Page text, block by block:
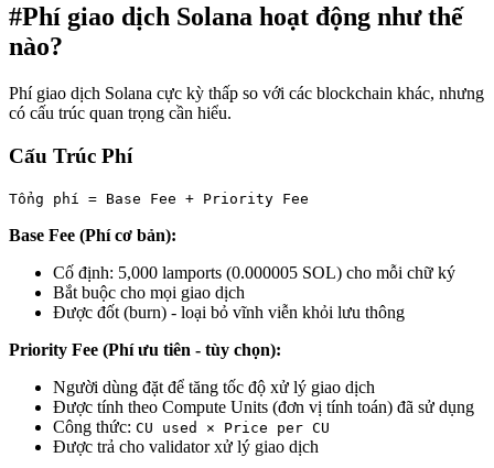
#Phí giao dịch Solana hoạt động như thế
nào?
Phí giao dịch Solana cực kỳ thấp so với các blockchain khác, nhưng
có cấu trúc quan trọng cần hiểu.
Cấu Trúc Phí
Tổng phí = Base Fee + Priority Fee
Base Fee (Phí cơ bản):
Cố định: 5,000 lamports (0.000005 SOL) cho mỗi chữ ký
Bắt buộc cho mọi giao dịch
Được đốt (burn) - loại bỏ vĩnh viễn khỏi lưu thông
Priority Fee (Phí ưu tiên - tùy chọn):
Người dùng đặt để tăng tốc độ xử lý giao dịch
Được tính theo Compute Units (đơn vị tính toán) đã sử dụng
Công thức: CU used × Price per CU
Được trả cho validator xử lý giao dịch